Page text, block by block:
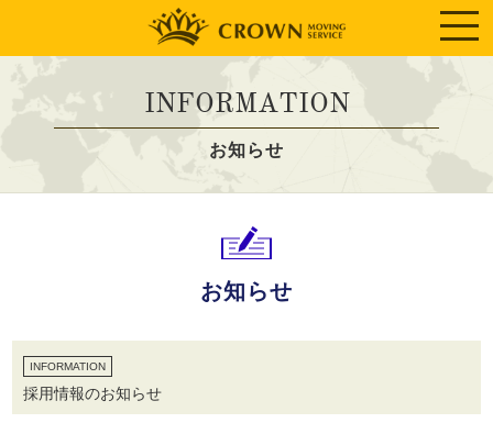
INFORMATION
お知らせ
お知らせ
INFORMATION
採用情報のお知らせ